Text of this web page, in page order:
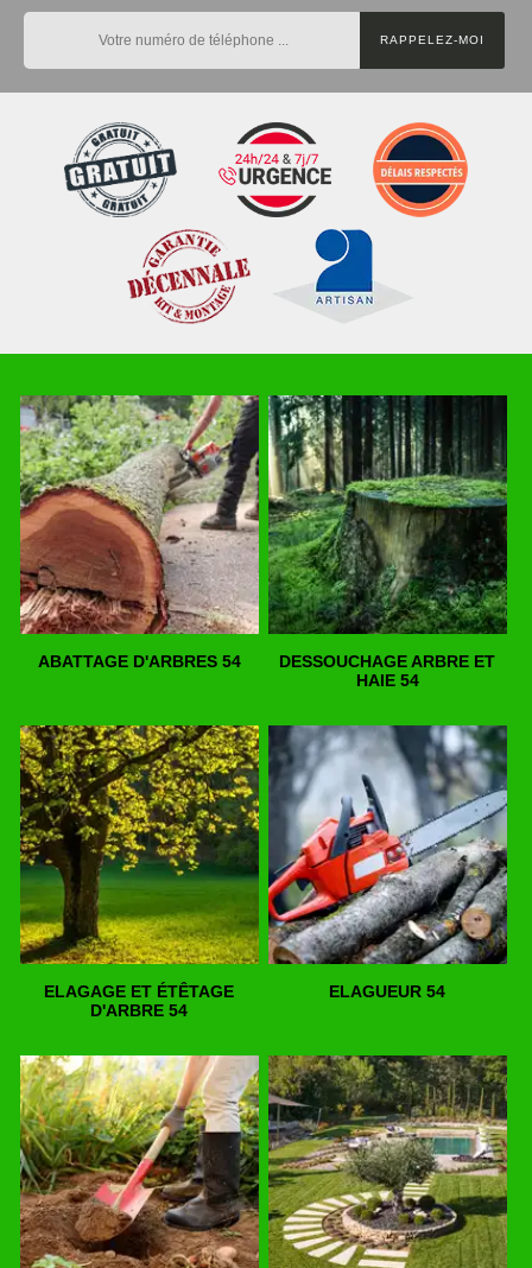
ABATTAGE D'ARBRES 54
DESSOUCHAGE ARBRE ET
HAIE 54
ELAGAGE ET ÉTÊTAGE
D'ARBRE 54
ELAGUEUR 54